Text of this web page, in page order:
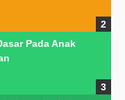
Pada Anak